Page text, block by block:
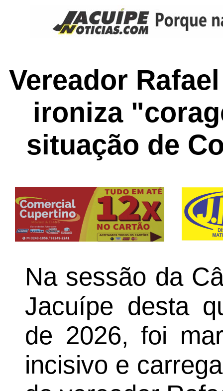
Vereador
ironiza
situação de
Na sessão da
Jacuípe desta
de 2026, foi
incisivo e